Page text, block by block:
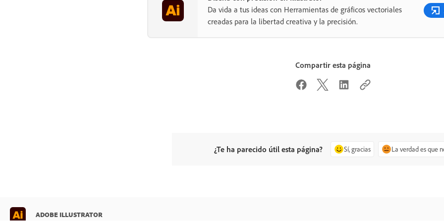
Da vida a tus ideas con Herramientas de gráficos vectoriales
creadas para la libertad creativa y la precisión.
Compartir esta página
¿Te ha parecido útil esta página? Sí, gracias La verdad es que
ADOBE ILLUSTRATOR